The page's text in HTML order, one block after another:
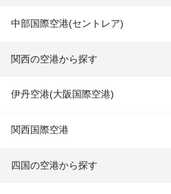
中部国際空港(セントレア)
関西の空港から探す
伊丹空港(大阪国際空港)
関西国際空港
四国の空港から探す